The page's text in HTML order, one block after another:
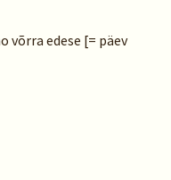
võrra edese [= päev